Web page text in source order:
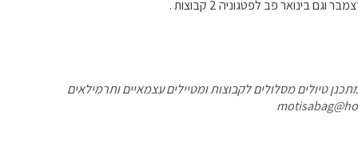
וגם בינואר פב לפטגוניה 2 קבוצות .
טיולים מסלולים לקבוצות ומטיילים עצמאיים ותרמילאים